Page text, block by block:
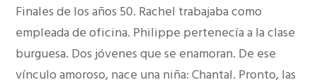
Finales de los años 50. Rachel trabajaba como
empleada de oficina. Philippe pertenecía a la clase
burguesa. Dos jóvenes que se enamoran. De ese
vínculo amoroso, nace una niña: Chantal. Pronto, las